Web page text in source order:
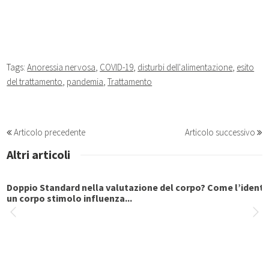
Tags:Anoressia nervosa, COVID-19, disturbi dell'alimentazione, esito
del trattamento, pandemia,Trattamento
Articolo precedente Articolo successivo
Altri articoli
valutazione del corpo? Come l’identificazione con